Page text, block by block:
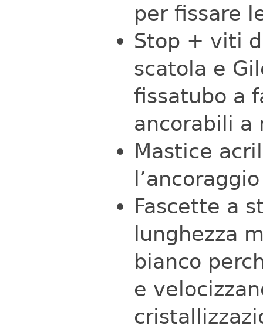
per fissare
Stop + viti
scatola e
fissatubo a
ancorabili a
Mastice
Fascette a
lunghezza
bianco
e